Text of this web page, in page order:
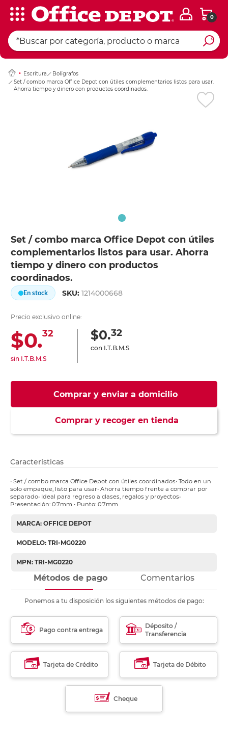
0
Escritura
Bolígrafos
Set / combo marca Office Depot con útiles complementarios listos para usar.
Ahorra tiempo y dinero con productos coordinados.
Set / combo marca Office Depot con útiles
complementarios listos para usar. Ahorra
tiempo y dinero con productos
coordinados.
En stock SKU:1214000668
Precio exclusivo online:
$0.32
sin I.T.B.M.S
$0.32
con I.T.B.M.S
Comprar y enviar a domicilio
Comprar y recoger en tienda
Ingresar Codigo
Características
• Set / combo marca Office Depot con útiles coordinados• Todo en un
solo empaque, listo para usar• Ahorra tiempo frente a comprar por
separado• Ideal para regreso a clases, regalos y proyectos•
Presentación: 0.7mm • Punto: 0.7mm
MARCA: OFFICE DEPOT
MODELO: TRI-MG0220
MPN: TRI-MG0220
Métodos de pago Comentarios
Ponemos a tu disposición los siguientes métodos de pago:
Pago contra entrega
Déposito /
Transferencia
Tarjeta de Crédito Tarjeta de Débito
Cheque